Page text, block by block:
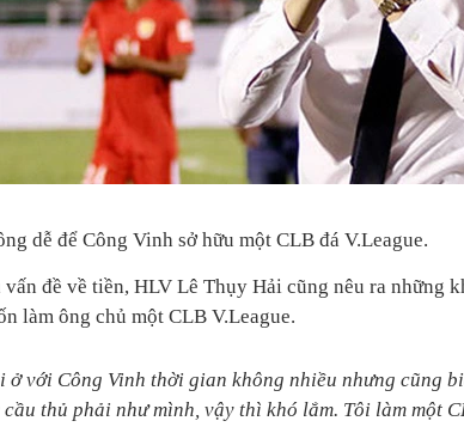
dễ để Công Vinh sở hữu một CLB đá V.League.
vấn đề về tiền, HLV Lê Thụy Hải cũng nêu ra những
làm ông chủ một CLB V.League.
ở với Công Vinh thời gian không nhiều nhưng cũng
cầu thủ phải như mình, vậy thì khó lắm. Tôi làm một